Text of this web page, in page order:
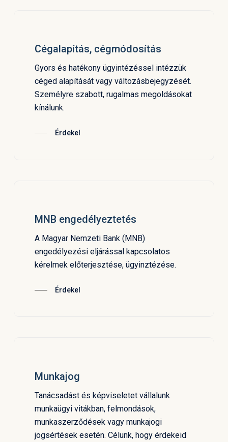
Cégalapítás, cégmódosítás
Gyors és hatékony ügyintézéssel intézzük
céged alapítását vagy változásbejegyzését.
Személyre szabott, rugalmas megoldásokat
kínálunk.
Érdekel
MNB engedélyeztetés
A Magyar Nemzeti Bank (MNB)
engedélyezési eljárással kapcsolatos
kérelmek előterjesztése, ügyinztézése.
Érdekel
Munkajog
Tanácsadást és képviseletet vállalunk
munkaügyi vitákban, felmondások,
munkaszerződések vagy munkajogi
jogsértések esetén. Célunk, hogy érdekeid